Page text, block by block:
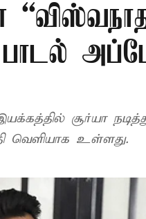
அண்ட் சன்ஸ்” படம்
தேதி வெளியாக உள்ளது.